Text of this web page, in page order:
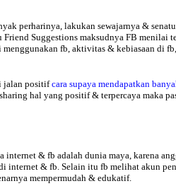
perharinya, lakukan sewajarnya &
Suggestions maksudnya FB menilai
fb, aktivitas & kebiasaan di
jalan positifcara supaya mendapatkan
hal yang positif & terpercaya maka
& fb adalah dunia maya, karena
& fb. Selain itu fb melihat akun
mempermudah & edukatif.